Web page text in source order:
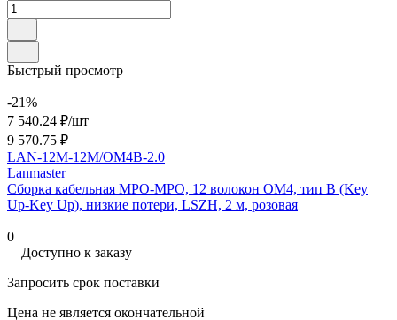
Быстрый просмотр
-21%
7 540.24 ₽/шт
9 570.75 ₽
LAN-12M-12M/OM4B-2.0
Lanmaster
Сборка кабельная MPO-MPO, 12 волокон OM4, тип B (Key
Up-Key Up), низкие потери, LSZH, 2 м, розовая
0
Доступно к заказу
Запросить срок поставки
Цена не является окончательной